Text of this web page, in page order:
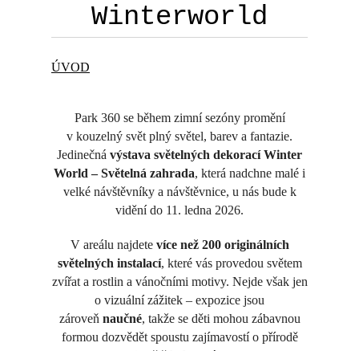
Winterworld
ÚVOD
Park 360 se během zimní sezóny promění
v kouzelný svět plný světel, barev a fantazie.
Jedinečná výstava světelných dekorací Winter
World – Světelná zahrada, která nadchne malé i
velké návštěvníky a návštěvnice, u nás bude k
vidění do 11. ledna 2026.
V areálu najdete více než 200 originálních
světelných instalací, které vás provedou světem
zvířat a rostlin a vánočními motivy. Nejde však jen
o vizuální zážitek – expozice jsou
zároveň naučné, takže se děti mohou zábavnou
formou dozvědět spoustu zajímavostí o přírodě